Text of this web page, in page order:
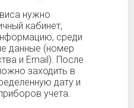
нужно
кабинет,
среди
данные (номер
и Email). После
заходить в
дату и
учета.